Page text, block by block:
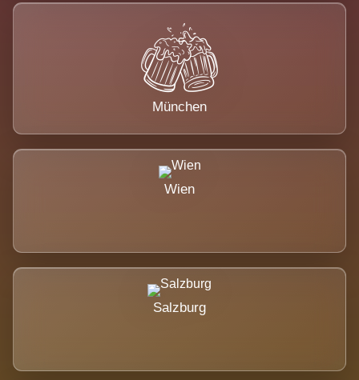
München
Wien
Salzburg